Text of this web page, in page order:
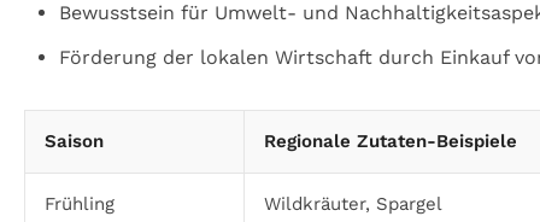
Bewusstsein für Umwelt- und
Förderung der lokalen Wirtschaft durch Einkauf
Saison Regionale Zutaten-Beispiele
Frühling Wildkräuter, Spargel